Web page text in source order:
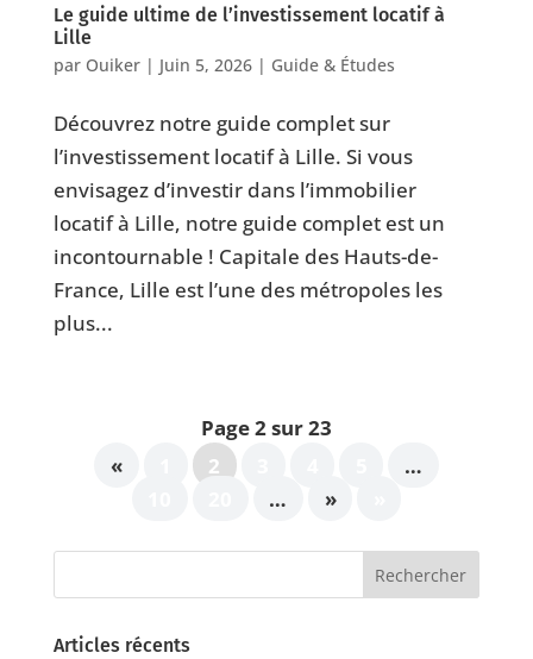
Le guide ultime de l’investissement locatif à
Lille
par Ouiker| Juin 5, 2026| Guide & Études
Découvrez notre guide complet sur
l’investissement locatif à Lille. Si vous
envisagez d’investir dans l’immobilier
locatif à Lille, notre guide complet est un
incontournable ! Capitale des Hauts-de-
France, Lille est l’une des métropoles les
plus...
Page 2 sur 23
«
2
…
… »
Articles récents